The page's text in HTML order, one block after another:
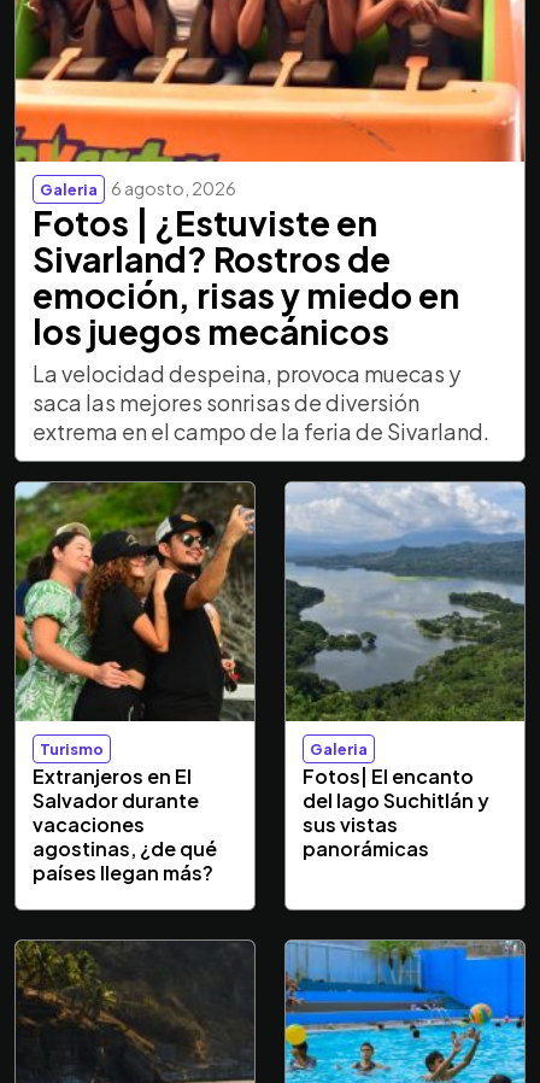
Galeria 6 agosto, 2026
Fotos | ¿Estuviste en
Sivarland? Rostros de
emoción, risas y miedo en
los juegos mecánicos
La velocidad despeina, provoca muecas y
saca las mejores sonrisas de diversión
extrema en el campo de la feria de Sivarland.
Turismo
Extranjeros en El
Salvador durante
vacaciones
agostinas, ¿de qué
países llegan más?
Galeria
Fotos| El encanto
del lago Suchitlán y
sus vistas
panorámicas